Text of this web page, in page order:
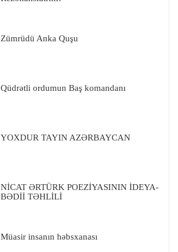
Zümrüdü Anka Quşu
Qüdrətli ordumun Baş komandanı
YOXDUR TAYIN AZƏRBAYCAN
NİCAT ƏRTÜRK POEZİYASININ İDEYA-
BƏDİİ TƏHLİLİ
Müasir insanın həbsxanası